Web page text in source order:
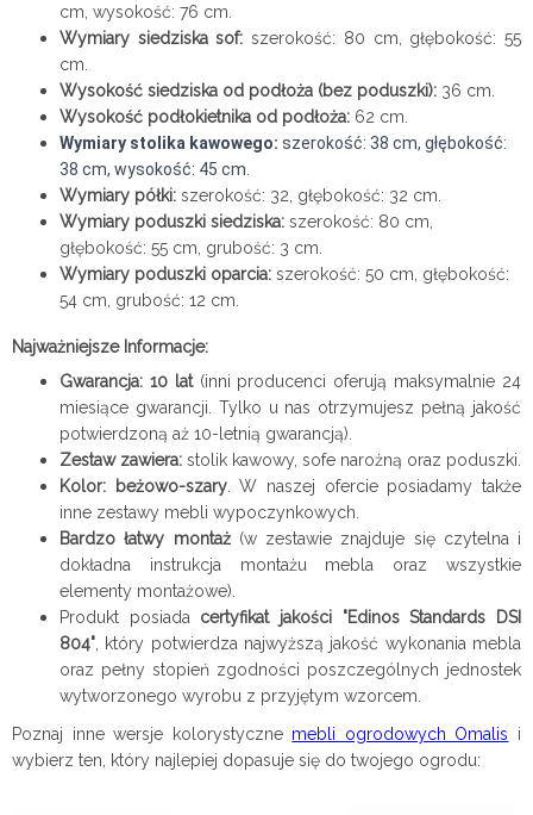
cm, wysokość: 76 cm.
Wymiary siedziska sof:szerokość: 80 cm, głębokość: 55
cm.
Wysokość siedziska od podłoża (bez poduszki): 36 cm.
Wysokość podłokietnika od podłoża: 62 cm.
Wymiary stolika kawowego: szerokość: 38 cm, głębokość:
38 cm, wysokość: 45 cm.
Wymiary półki: szerokość: 32, głębokość: 32 cm.
Wymiary poduszki siedziska: szerokość: 80 cm,
głębokość: 55 cm, grubość: 3 cm.
Wymiary poduszki oparcia: szerokość: 50 cm, głębokość:
54 cm, grubość: 12 cm.
Najważniejsze Informacje:
Gwarancja: 10 lat(inni producenci oferują maksymalnie 24
miesiące gwarancji. Tylko u nas otrzymujesz pełną jakość
potwierdzoną aż 10-letnią gwarancją).
Zestaw zawiera: stolik kawowy, sofe narożną oraz poduszki.
Kolor: beżowo-szary.
W naszej ofercie posiadamy także
inne zestawy mebli wypoczynkowych.
Bardzo łatwy montaż(w zestawie znajduje się czytelna i
dokładna instrukcja montażu mebla oraz wszystkie
elementy montażowe).
Produkt posiada certyfikat jakości "Edinos Standards DSI
804" , który potwierdza najwyższą jakość wykonania mebla
oraz pełny stopień zgodności poszczególnych jednostek
wytworzonego wyrobu z przyjętym wzorcem.
Poznaj inne wersje kolorystyczne mebli ogrodowych Omalis i
wybierz ten, który najlepiej dopasuje się do twojego ogrodu: